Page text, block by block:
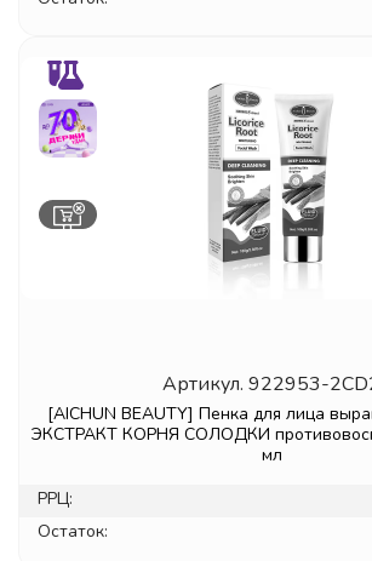
Артикул. 922953-
[AICHUN BEAUTY] Пенка для лица
ЭКСТРАКТ КОРНЯ СОЛОДКИ
мл
РРЦ:
Остаток: